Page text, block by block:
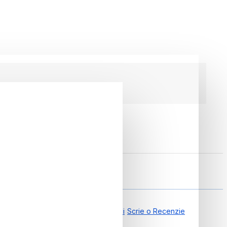
0.00 din 0 Recenzii Scrie o Recenzie